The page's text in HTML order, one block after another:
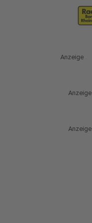
Anzeige
Anzeige
Anzeige